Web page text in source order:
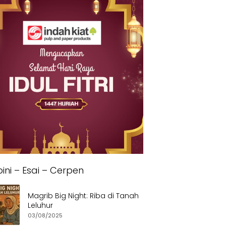
– Esai – Cerpen
Magrib Big Night: Riba di Tanah
Leluhur
03/08/2025